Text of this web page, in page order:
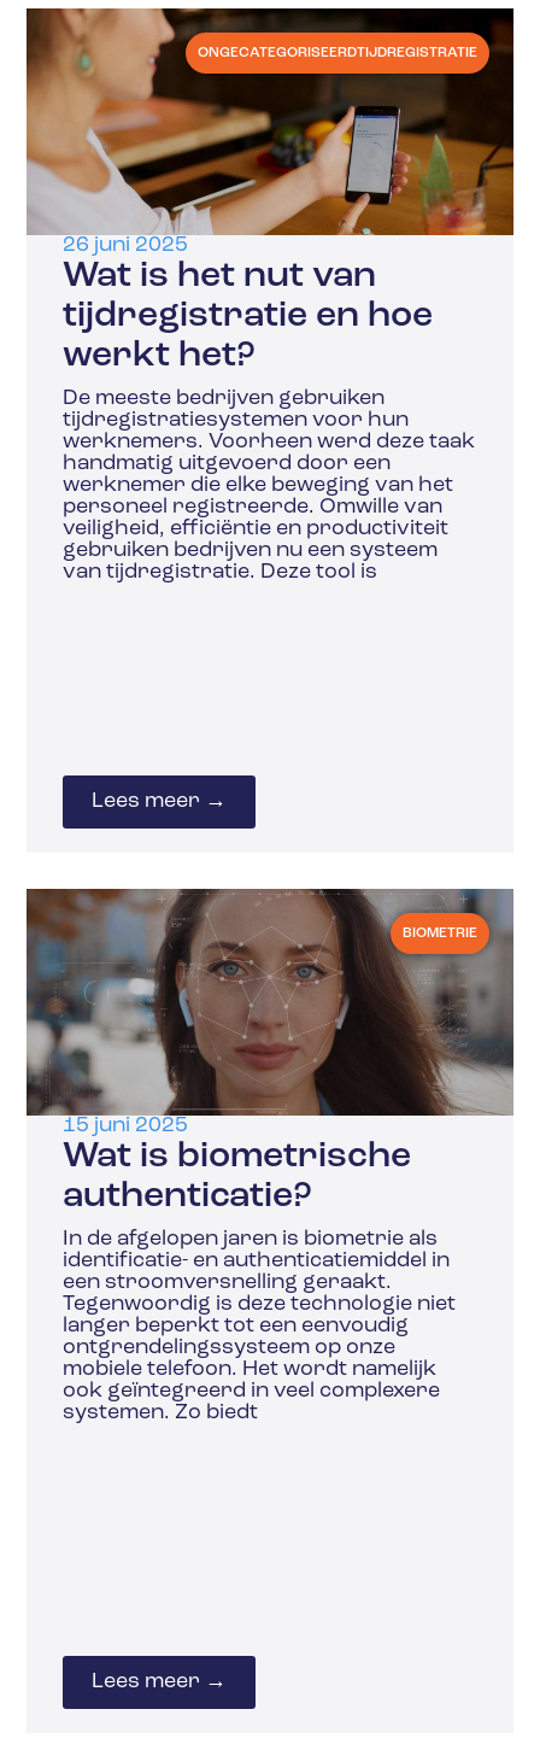
ONGECATEGORISEERDTIJDREGISTRATIE
26 juni 2025
Wat is het nut van
tijdregistratie en hoe
werkt het?
De meeste bedrijven gebruiken
tijdregistratiesystemen voor hun
werknemers. Voorheen werd deze taak
handmatig uitgevoerd door een
werknemer die elke beweging van het
personeel registreerde. Omwille van
veiligheid, efficiëntie en productiviteit
gebruiken bedrijven nu een systeem
van tijdregistratie. Deze tool is
Lees meer →
BIOMETRIE
15 juni 2025
Wat is biometrische
authenticatie?
In de afgelopen jaren is biometrie als
identificatie- en authenticatiemiddel in
een stroomversnelling geraakt.
Tegenwoordig is deze technologie niet
langer beperkt tot een eenvoudig
ontgrendelingssysteem op onze
mobiele telefoon. Het wordt namelijk
ook geïntegreerd in veel complexere
systemen. Zo biedt
Lees meer →